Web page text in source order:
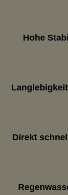
Hohe
Direkt